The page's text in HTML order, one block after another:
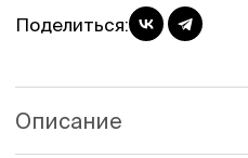
Поделиться:
Описание